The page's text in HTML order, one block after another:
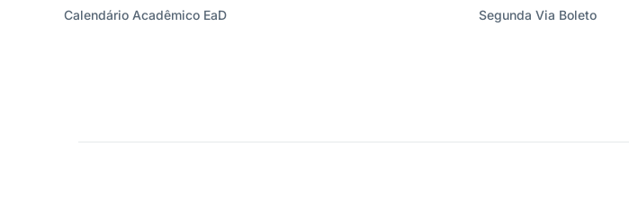
Calendário Acadêmico EaD
Segunda Via Boleto